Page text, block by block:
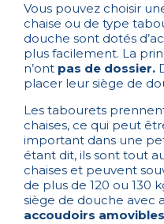
Vous pouvez choisir
chaise ou de type
douche sont dotés
plus facilement. La
n’ont pas de dossier.
placer leur siège de
Les tabourets
chaises, ce qui peut
important dans une
étant dit, ils sont tout
chaises et peuvent
de plus de 120 ou 130
siège de douche avec
accoudoirs